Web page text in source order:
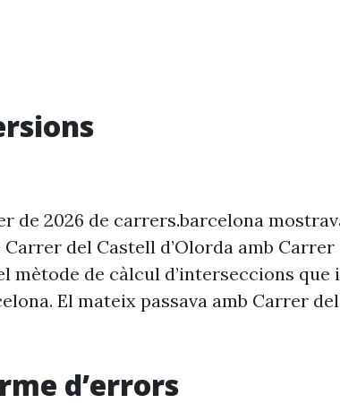
de 2026 de carrers.barcelona
del Castell d’Olorda amb Carrer
mètode de càlcul d’interseccions que
El mateix passava amb Carrer
d’errors